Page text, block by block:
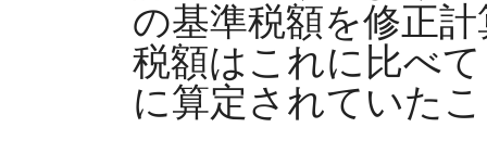
の基準税額を修正
税額はこれに比べ
に算定されていた